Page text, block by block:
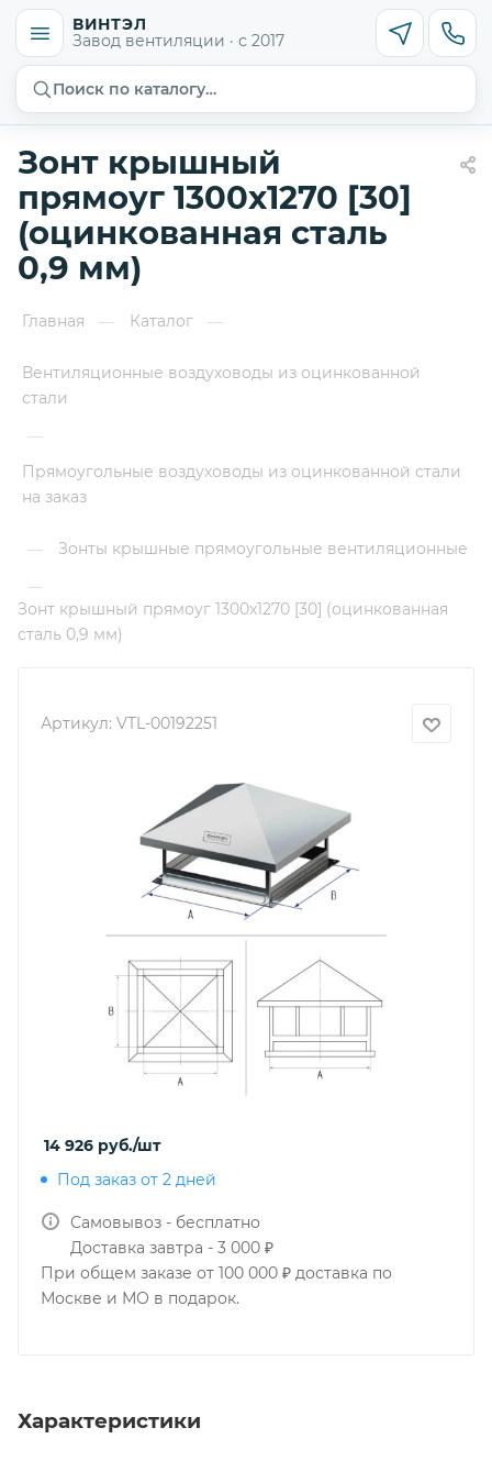
ВИНТЭЛ
Завод вентиляции · с 2017
Поиск по каталогу…
Зонт крышный
прямоуг 1300х1270 [30]
(оцинкованная сталь
0,9 мм)
Главная — Каталог —
Вентиляционные воздуховоды из оцинкованной
стали
—
Прямоугольные воздуховоды из оцинкованной стали
на заказ
—
Зонты крышные прямоугольные вентиляционные
—
Зонт крышный прямоуг 1300х1270 [30] (оцинкованная
сталь 0,9 мм)
Артикул: VTL-00192251
14 926 руб./шт
Под заказ от 2 дней
Самовывоз - бесплатно
Доставка завтра - 3 000 ₽
При общем заказе от 100 000 ₽ доставка по
Москве и МО в подарок.
Характеристики